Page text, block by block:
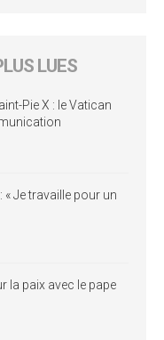
LUES
Pie X : le Vatican
Je travaille pour un
la paix avec le pape